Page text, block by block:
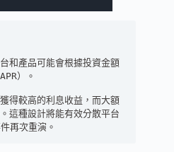
和產品可能會根據投資金額
）。
得較高的利息收益，而大額
這種設計將能有效分散平台
再次重演。